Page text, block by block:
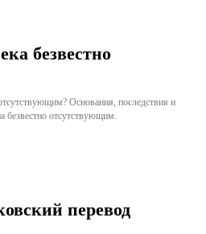
безвестно
Основания, последствия и
безвестно отсутствующим.
перевод